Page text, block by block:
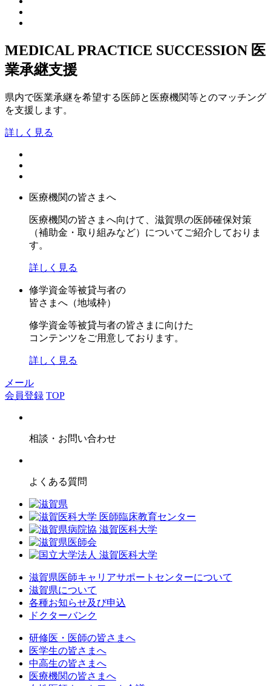
MEDICAL PRACTICE SUCCESSION 医
業承継支援
県内で医業承継を希望する医師と医療機関等とのマッチング
を支援します。
詳しく見る
医療機関の皆さまへ
医療機関の皆さまへ向けて、滋賀県の医師確保対策
（補助金・取り組みなど）についてご紹介しておりま
す。
詳しく見る
修学資金等被貸与者の
皆さまへ（地域枠）
修学資金等被貸与者の皆さまに向けた
コンテンツをご用意しております。
詳しく見る
メール
会員登録 TOP
相談・お問い合わせ
よくある質問
滋賀県医師キャリアサポートセンターについて
滋賀県について
各種お知らせ及び申込
ドクターバンク
研修医・医師の皆さまへ
医学生の皆さまへ
中高生の皆さまへ
医療機関の皆さまへ